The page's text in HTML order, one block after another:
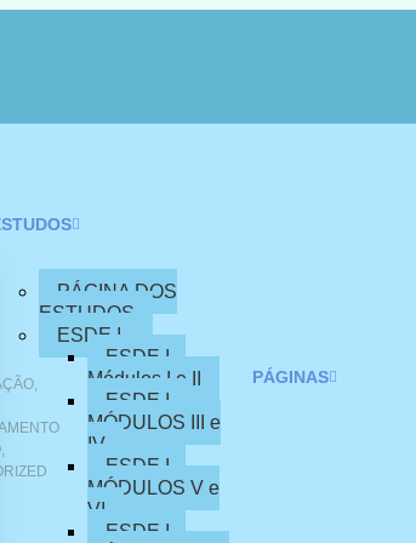
,
,
PÁGINA DOS
ESTUDOS
ESDE I
ESDE I –
Módulos I e II
ESDE I –
MÓDULOS III e
IV
ESDE I –
MÓDULOS V e
VI
ESDE I –
PÁGINAS